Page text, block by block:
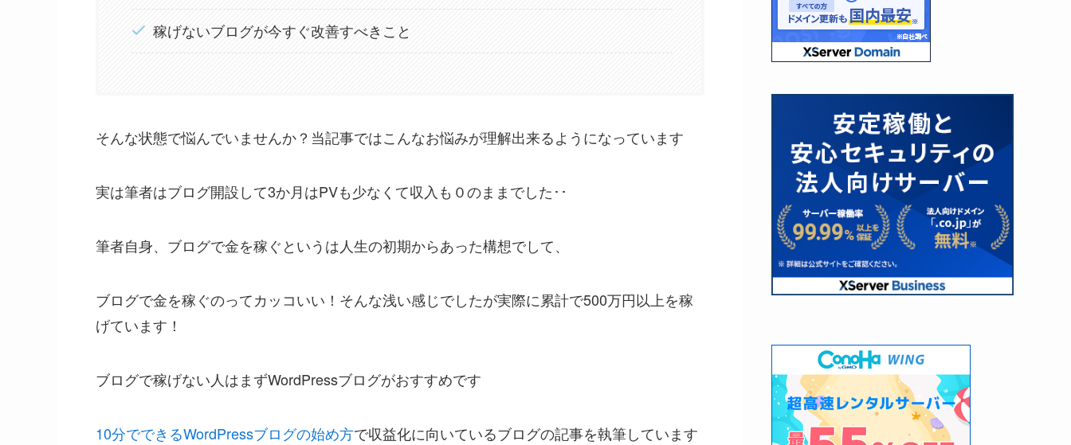
稼げないブログが今すぐ改善すべきこと
そんな状態で悩んでいませんか？当記事ではこんなお悩みが理解出来るようになっています
実は筆者はブログ開設して3か月はPVも少なくて収入も０のままでした･･
筆者自身、ブログで金を稼ぐというは人生の初期からあった構想でして、
ブログで金を稼ぐのってカッコいい！そんな浅い感じでしたが実際に累計で500万円以上を稼
げています！
ブログで稼げない人はまずWordPressブログがおすすめです
10分でできるWordPressブログの始め方で収益化に向いているブログの記事を執筆しています